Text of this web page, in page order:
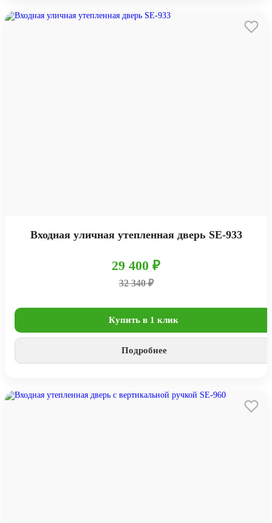
Входная уличная утепленная дверь SE-933
29 400 ₽
32 340 ₽
Купить в 1 клик
Подробнее